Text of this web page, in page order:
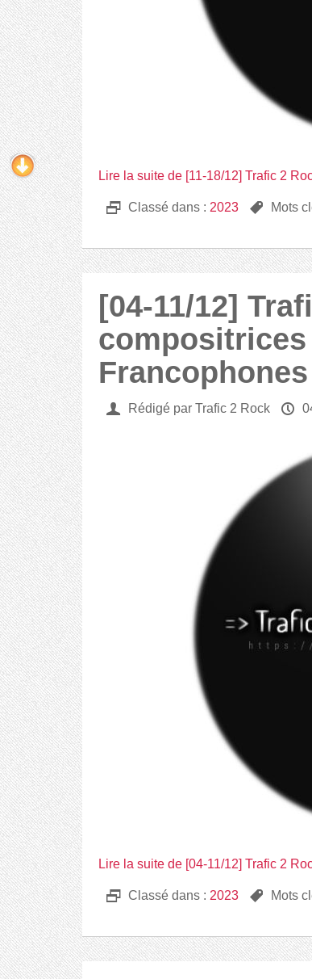
Lire la suite de [11-18/12] Trafic 2
D Classé dans : 2023 , Mots
[04-11/12]
Francophones
U Rédigé par Trafic 2 Rock P
Lire la suite de [04-11/12] Trafic 2
D Classé dans : 2023 , Mots